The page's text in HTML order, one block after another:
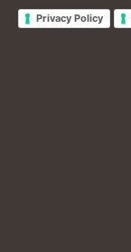
Privacy Policy